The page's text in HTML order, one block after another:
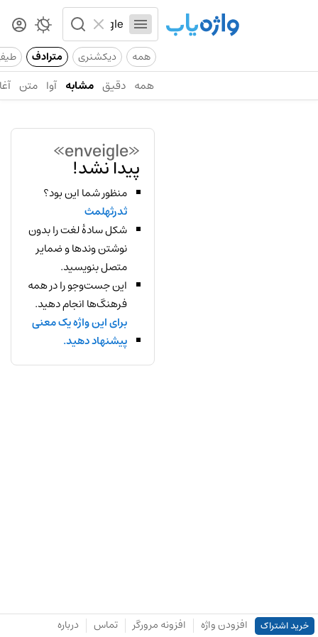
همه دیکشنری مترادف
همه دقیق مشابه آوا متن
«enveigle»
پیدا نشد!
منظور شما این بود؟
ثدرثهلمث
شکل سادهٔ لغت را بدون
نوشتن وندها و ضمایر
متصل بنویسید.
این جست‌وجو را در همه
فرهنگ‌ها انجام دهید.
برای این واژه یک معنی
پیشنهاد دهید.
خرید اشتراک افزودن واژه افزونه مرورگر تماس درباره